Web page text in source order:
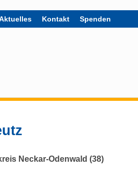
Kontakt Spenden
Neckar-Odenwald (38)